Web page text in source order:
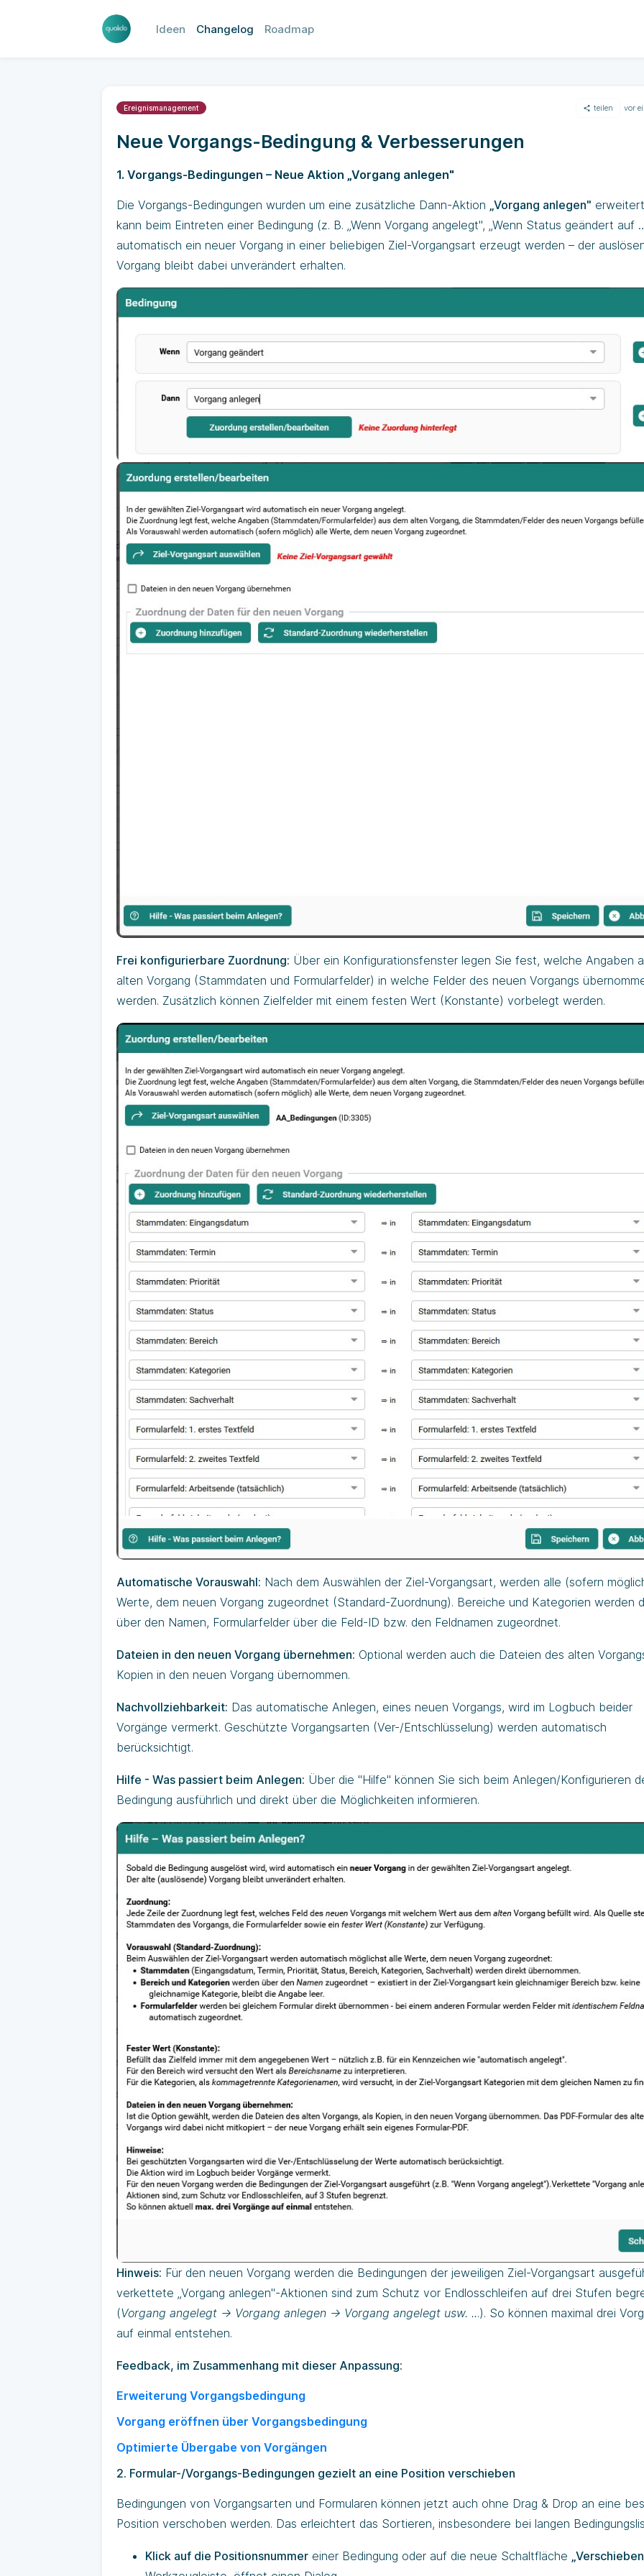
Ideen Changelog Roadmap
Ereignismanagement teilen vor
Neue Vorgangs-Bedingung & Verbesserungen
1. Vorgangs-Bedingungen – Neue Aktion „Vorgang anlegen"
Die Vorgangs-Bedingungen wurden um eine zusätzliche Dann-Aktion „Vorgang anlegen"
kann beim Eintreten einer Bedingung (z. B. „Wenn Vorgang angelegt", „Wenn Status geändert auf
automatisch ein neuer Vorgang in einer beliebigen Ziel-Vorgangsart erzeugt werden – der
Vorgang bleibt dabei unverändert erhalten.
Frei konfigurierbare Zuordnung: Über ein Konfigurationsfenster legen Sie fest, welche Angaben
alten Vorgang (Stammdaten und Formularfelder) in welche Felder des neuen Vorgangs
werden. Zusätzlich können Zielfelder mit einem festen Wert (Konstante) vorbelegt werden.
Automatische Vorauswahl: Nach dem Auswählen der Ziel-Vorgangsart, werden alle (sofern
Werte, dem neuen Vorgang zugeordnet (Standard-Zuordnung). Bereiche und Kategorien werden
über den Namen, Formularfelder über die Feld-ID bzw. den Feldnamen zugeordnet.
Dateien in den neuen Vorgang übernehmen: Optional werden auch die Dateien des alten
Kopien in den neuen Vorgang übernommen.
Nachvollziehbarkeit: Das automatische Anlegen, eines neuen Vorgangs, wird im Logbuch beider
Vorgänge vermerkt. Geschützte Vorgangsarten (Ver-/Entschlüsselung) werden automatisch
berücksichtigt.
Hilfe - Was passiert beim Anlegen: Über die "Hilfe" können Sie sich beim Anlegen/Konfigurieren
Bedingung ausführlich und direkt über die Möglichkeiten informieren.
Hinweis: Für den neuen Vorgang werden die Bedingungen der jeweiligen Ziel-Vorgangsart
verkettete „Vorgang anlegen"-Aktionen sind zum Schutz vor Endlosschleifen auf drei Stufen
(Vorgang angelegt -> Vorgang anlegen -> Vorgang angelegt usw. ...). So können maximal drei
auf einmal entstehen.
Feedback, im Zusammenhang mit dieser Anpassung:
Erweiterung Vorgangsbedingung
Vorgang eröffnen über Vorgangsbedingung
Optimierte Übergabe von Vorgängen
2. Formular-/Vorgangs-Bedingungen gezielt an eine Position verschieben
Bedingungen von Vorgangsarten und Formularen können jetzt auch ohne Drag & Drop an eine
Position verschoben werden. Das erleichtert das Sortieren, insbesondere bei langen
Klick auf die Positionsnummer einer Bedingung oder auf die neue Schaltfläche